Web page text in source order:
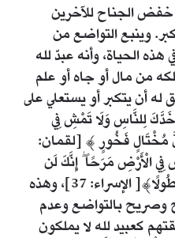
خفض الجناح للآخرين
وينبع التواضع من
الحياة، وأنه عبدّ لله
من مال أو جاه أو علم
له أن يتكبر أو يستعلي على
لِلنَّاسِ وَلَا تَمْشِ فِي
مُخْتَالٍ فَخُورٍ ﴾ [لقمان:
فِي الْأَرْضِ مَرَحًا ۖ إِنَّكَ لَن
تَخْرِقَ الْأَرْضَ وَلَن تَبْلُغَ الْجِبَالَ طُولًا﴾[ الإسراء: 37]، وهذه
وصريح بالتواضع وعدم
كعبيد لله لا يملكون